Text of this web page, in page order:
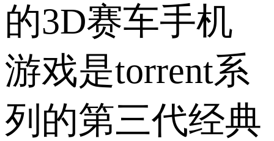
的3D赛车手机
游戏是torrent系
列的第三代经典